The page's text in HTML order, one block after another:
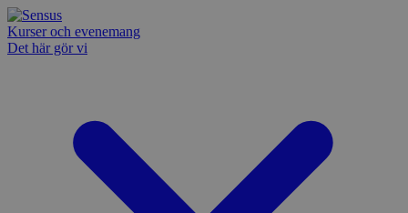
Kurser och evenemang
Det här gör vi